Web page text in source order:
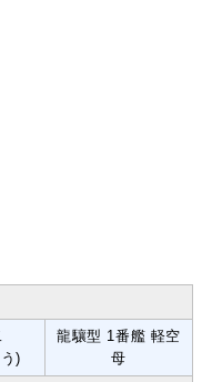
)
龍驤型 1番艦 軽空
母